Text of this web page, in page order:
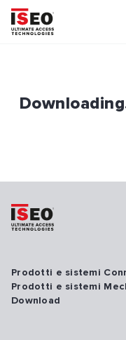
Prodotti e sistemi
Prodotti e sistemi
Download